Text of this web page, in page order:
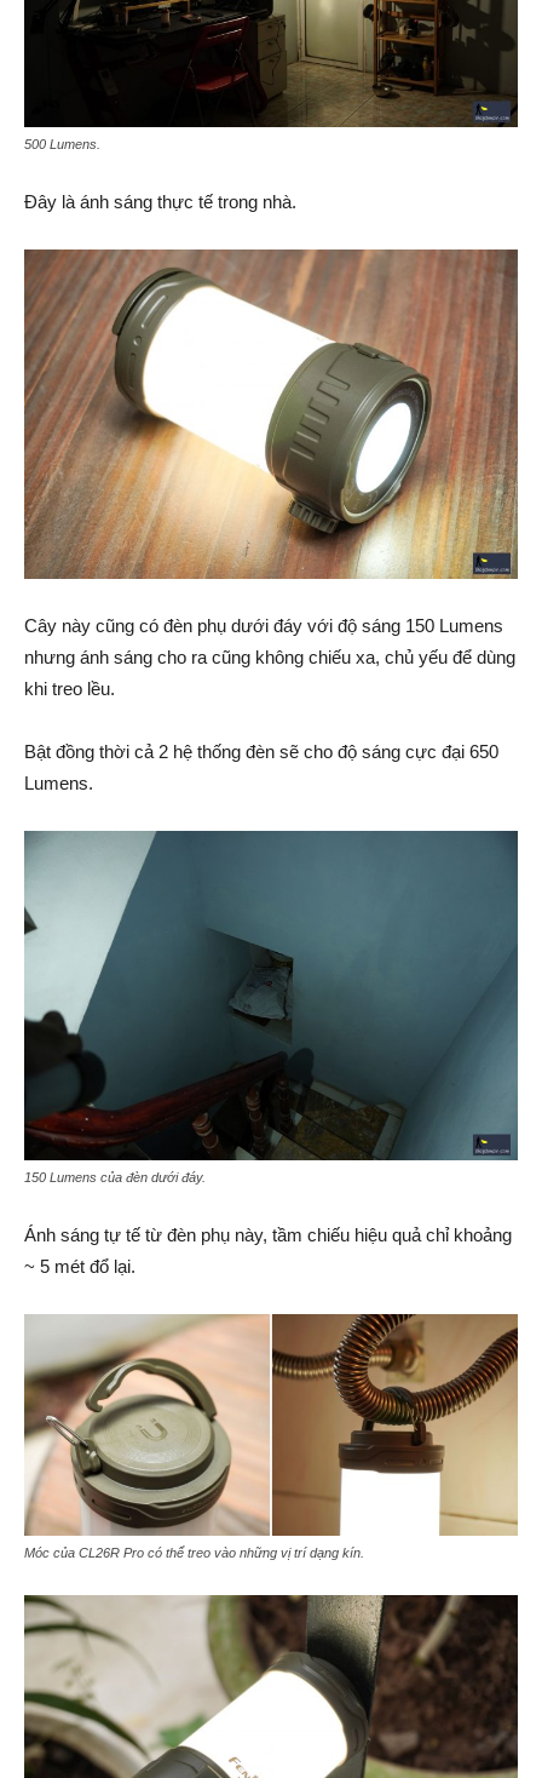
500 Lumens.
Đây là ánh sáng thực tế trong nhà.
Cây này cũng có đèn phụ dưới đáy với độ sáng 150 Lumens
nhưng ánh sáng cho ra cũng không chiếu xa, chủ yếu để dùng
khi treo lều.
Bật đồng thời cả 2 hệ thống đèn sẽ cho độ sáng cực đại 650
Lumens.
150 Lumens của đèn dưới đáy.
Ánh sáng tự tế từ đèn phụ này, tầm chiếu hiệu quả chỉ khoảng
~ 5 mét đổ lại.
Móc của CL26R Pro có thể treo vào những vị trí dạng kín.